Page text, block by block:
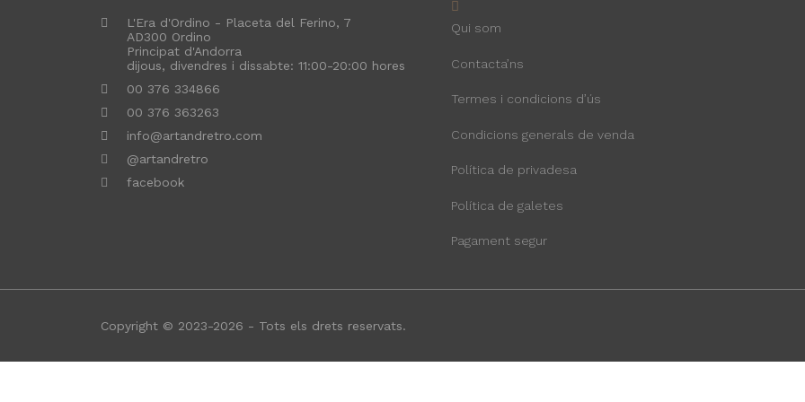
L'Era d'Ordino - Placeta del Ferino, 7
AD300 Ordino
Principat d'Andorra
dijous, divendres i dissabte: 11:00-20:00 hores
00 376 334866
00 376 363263
info@artandretro.com
@artandretro
facebook
Qui som
Contacta’ns
Termes i condicions d’ús
Condicions generals de venda
Política de privadesa
Política de galetes
Pagament segur
Copyright © 2023-2026 - Tots els drets reservats.